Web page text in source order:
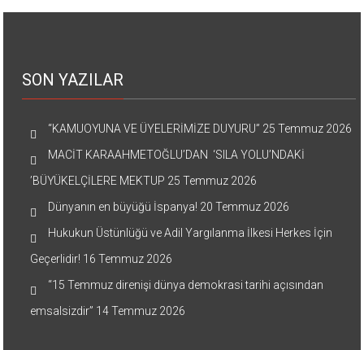
SON YAZILAR
“KAMUOYUNA VE ÜYELERİMİZE DUYURU” 25 Temmuz 2026
MACİT KARAAHMETOĞLU’DAN ‘SILA YOLU’NDAKİ
’BÜYÜKELÇİLERE MEKTUP 25 Temmuz 2026
Dünyanın en büyüğü İspanya! 20 Temmuz 2026
Hukukun Üstünlüğü ve Adil Yargılanma İlkesi Herkes İçin
Geçerlidir! 16 Temmuz 2026
“15 Temmuz direnişi dünya demokrasi tarihi açısından
emsalsizdir” 14 Temmuz 2026